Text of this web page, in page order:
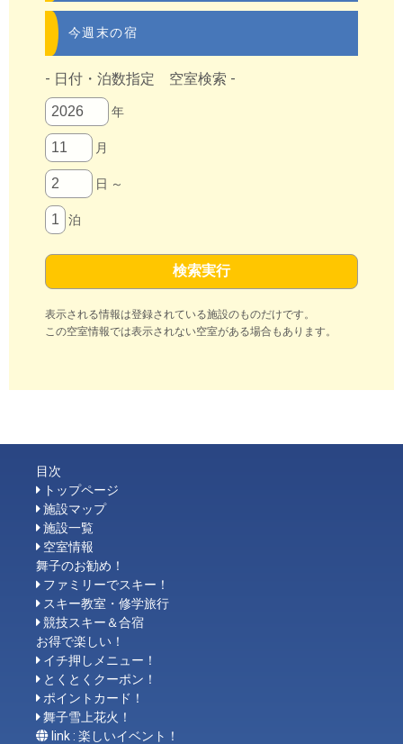
今週末の宿
- 日付・泊数指定 空室検索 -
年
月
日 ～
泊
表示される情報は登録されている施設のものだけです。
この空室情報では表示されない空室がある場合もあります。
目次
トップページ
施設マップ
施設一覧
空室情報
舞子のお勧め！
ファミリーでスキー！
スキー教室・修学旅行
競技スキー＆合宿
お得で楽しい！
イチ押しメニュー！
とくとくクーポン！
ポイントカード！
舞子雪上花火！
link : 楽しいイベント！